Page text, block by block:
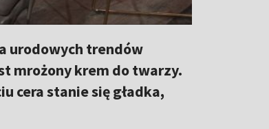
urodowych trendów
mrożony krem do twarzy.
cera stanie się gładka,